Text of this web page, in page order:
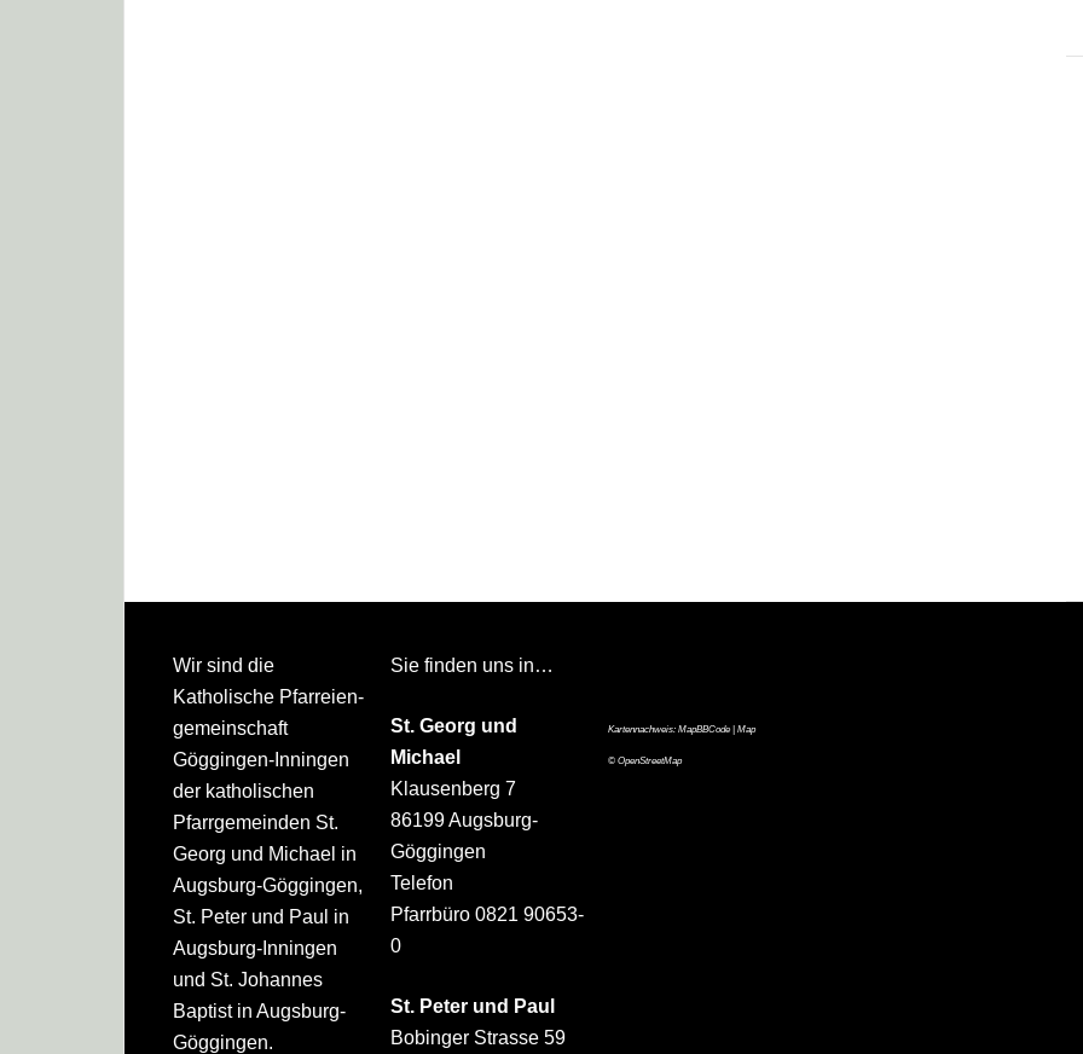
Footer
Wir sind die
Katholische Pfarreien­
gemeinschaft
Göggingen-Inningen
der katholischen
Pfarrgemeinden St.
Georg und Michael in
Augsburg-Göggingen,
St. Peter und Paul in
Augsburg-Inningen
und St. Johannes
Baptist in Augsburg-
Göggingen.
Sie finden uns in…
St. Georg und
Michael
Klausenberg 7
86199 Augsburg-
Göggingen
Telefon
Pfarrbüro 0821 90653-
0
St. Peter und Paul
Bobinger Strasse 59
Kartennachweis: MapBBCode| Map
© OpenStreetMap